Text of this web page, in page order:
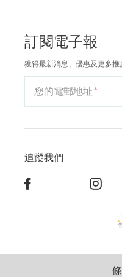
訂閱電子報
獲得最新消息、優惠及更多推
您的電郵地址
追蹤我們